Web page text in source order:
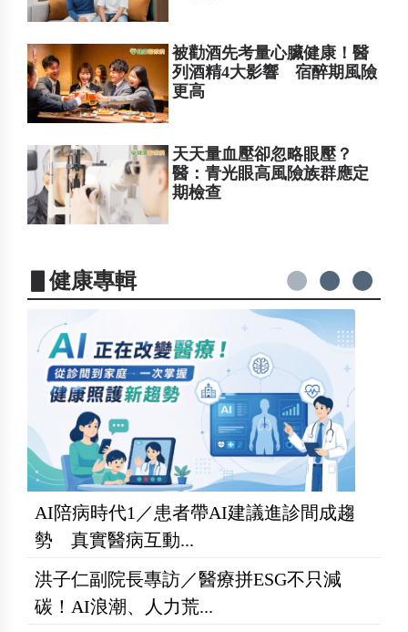
被勸酒先考量心臟健康！醫
列酒精4大影響 宿醉期風險
更高
天天量血壓卻忽略眼壓？
醫：青光眼高風險族群應定
期檢查
▋健康專輯
AI陪病時代1／患者帶AI建議進診間成趨
勢 真實醫病互動...
洪子仁副院長專訪／醫療拼ESG不只減
碳！AI浪潮、人力荒...